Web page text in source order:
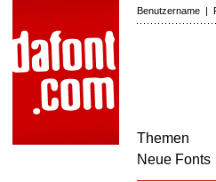
Benutzername |
Themen
Neue Fonts